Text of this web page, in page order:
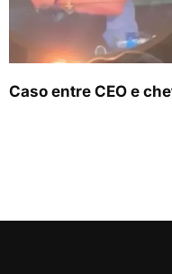
Caso entre CEO e